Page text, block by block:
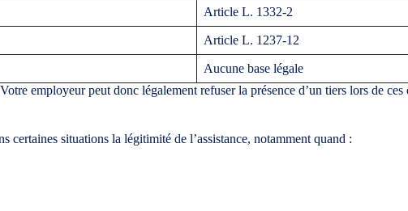
Article L. 1332-2
Article L. 1237-12
Aucune base légale
employeur peut donc légalement refuser la présence d’un tiers lors de ces
certaines situations la légitimité de l’assistance, notamment quand :